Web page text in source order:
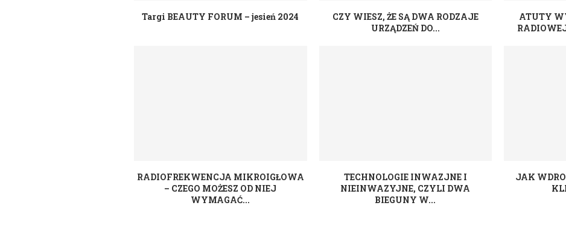
Targi BEAUTY FORUM – jesień 2024
CZY WIESZ, ŻE SĄ DWA RODZAJE
URZĄDZEŃ DO...
ATUTY
RADIOFREKWENCJA MIKROIGŁOWA
– CZEGO MOŻESZ OD NIEJ
WYMAGAĆ...
TECHNOLOGIE INWAZJNE I
NIEINWAZYJNE, CZYLI DWA
BIEGUNY W...
JAK